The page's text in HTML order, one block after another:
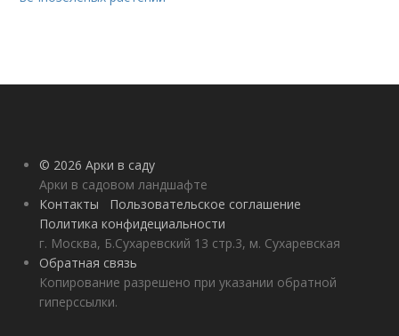
© 2026 Арки в саду
Арки в садовом ландшафте
Контакты
Пользовательское соглашение
Политика конфидециальности
г. Москва, Б.Сухаревский 13 стр.3, м. Сухаревская
Обратная связь
Копирование разрешено при указании обратной
гиперссылки.